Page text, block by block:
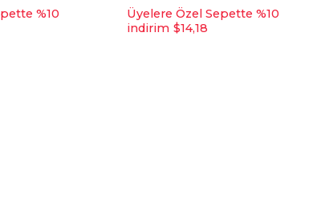
%10
Üyelere Özel Sepette %10
indirim $14,18